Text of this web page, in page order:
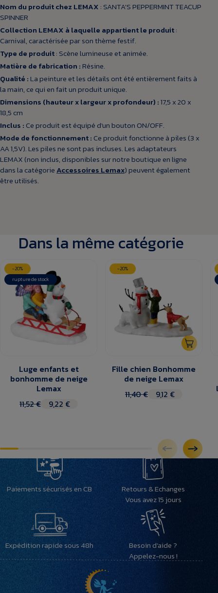
Nom du produit chez LEMAX : SANTA'S PEPPERMINT TEACUP
SPINNER
Collection LEMAX à laquelle appartient le produit:
Carnival, caractérisée par son thème festif.
Type de produit: Scène lumineuse et animée.
Matière de fabrication :Résine.
Qualité :La peinture et les détails ont été entièrement faits à
la main, ce qui en fait un produit unique.
Dimensions (hauteur x largeur x profondeur) :17,5 x 20 x
18,5 cm
Inclus : Ce produit est équipé d'un bouton ON/OFF.
Mode de fonctionnement : Ce produit fonctionne à piles (3 x
AA 1,5V). Les piles ne sont pas incluses. Les adaptateurs
LEMAX (non inclus, disponibles sur notre boutique en ligne
dans la catégorieAccessoires Lemax) peuvent également
être utilisés.
Dans la même catégorie
-20%
rupture de stock
Luge enfants et
bonhomme de neige
Lemax
11,52 €
9,22 €
-20%
Fille chien Bonhomme
de neige Lemax
11,40 €
9,12 €
Paiements sécurisés en CB
Retours & Echanges
Vous avez 15 jours
Expédition rapide sous 48h
Besoin d’aide ?
Appelez-nous !